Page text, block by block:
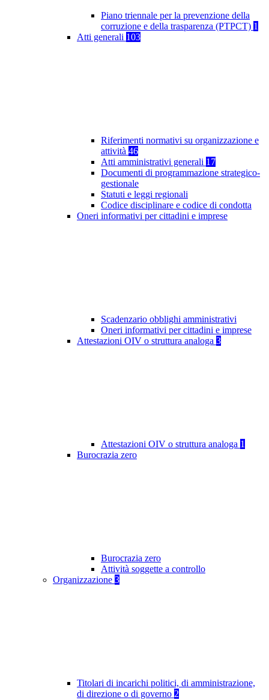
Piano triennale per la prevenzione della
corruzione e della trasparenza (PTPCT) 1
Atti generali 103
Riferimenti normativi su organizzazione e
attività 46
Atti amministrativi generali 17
Documenti di programmazione strategico-
gestionale
Statuti e leggi regionali
Codice disciplinare e codice di condotta
Oneri informativi per cittadini e imprese
Scadenzario obblighi amministrativi
Oneri informativi per cittadini e imprese
Attestazioni OIV o struttura analoga 3
Attestazioni OIV o struttura analoga 1
Burocrazia zero
Burocrazia zero
Attività soggette a controllo
Organizzazione 3
Titolari di incarichi politici, di amministrazione,
di direzione o di governo 2